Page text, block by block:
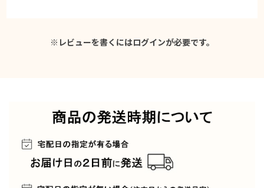
※レビューを書くにはログインが必要です。